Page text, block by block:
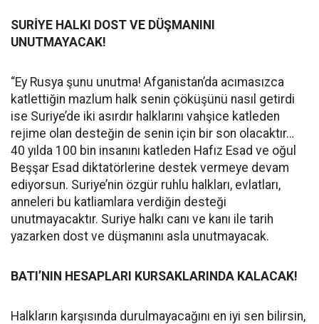
SURİYE HALKI DOST VE DÜŞMANINI
UNUTMAYACAK!
“Ey Rusya şunu unutma! Afganistan’da acımasızca
katlettiğin mazlum halk senin çöküşünü nasıl getirdi
ise Suriye’de iki asırdır halklarını vahşice katleden
rejime olan desteğin de senin için bir son olacaktır…
40 yılda 100 bin insanını katleden Hafız Esad ve oğul
Beşşar Esad diktatörlerine destek vermeye devam
ediyorsun. Suriye’nin özgür ruhlu halkları, evlatları,
anneleri bu katliamlara verdiğin desteği
unutmayacaktır. Suriye halkı canı ve kanı ile tarih
yazarken dost ve düşmanını asla unutmayacak.
BATI’NIN HESAPLARI KURSAKLARINDA KALACAK!
Halkların karşısında durulmayacağını en iyi sen bilirsin,